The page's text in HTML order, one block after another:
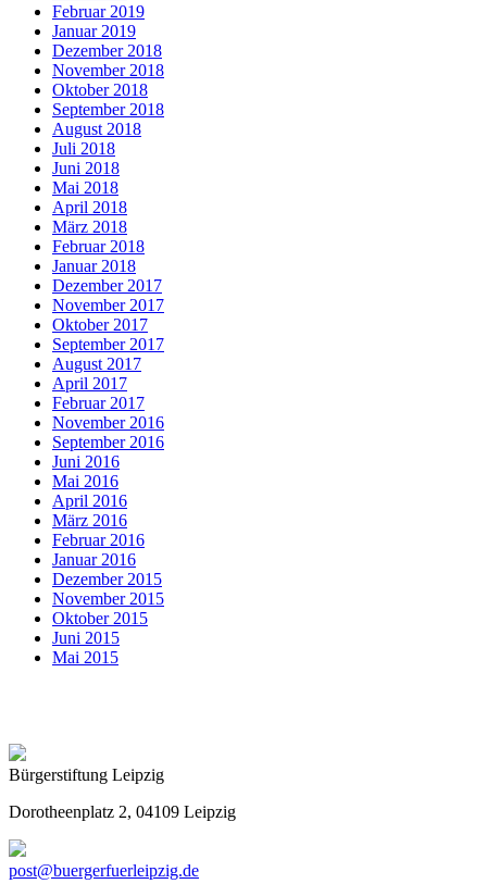
Februar 2019
Januar 2019
Dezember 2018
November 2018
Oktober 2018
September 2018
August 2018
Juli 2018
Juni 2018
Mai 2018
April 2018
März 2018
Februar 2018
Januar 2018
Dezember 2017
November 2017
Oktober 2017
September 2017
August 2017
April 2017
Februar 2017
November 2016
September 2016
Juni 2016
Mai 2016
April 2016
März 2016
Februar 2016
Januar 2016
Dezember 2015
November 2015
Oktober 2015
Juni 2015
Mai 2015
Bürgerstiftung Leipzig
Dorotheenplatz 2, 04109 Leipzig
post@buergerfuerleipzig.de